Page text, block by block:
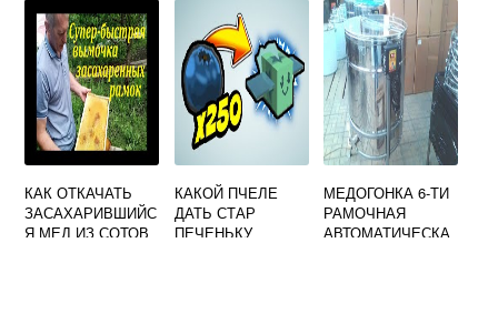
БУТЫЛКИ
КАК ОТКАЧАТЬ
ЗАСАХАРИВШИЙС
Я МЕД ИЗ СОТОВ
КАКОЙ ПЧЕЛЕ
ДАТЬ СТАР
ПЕЧЕНЬКУ
МЕДОГОНКА 6-ТИ
РАМОЧНАЯ
АВТОМАТИЧЕСКА